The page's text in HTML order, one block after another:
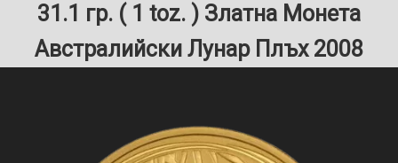
31.1 гр. ( 1 toz. ) Златна Монета
Австралийски Лунар Плъх 2008